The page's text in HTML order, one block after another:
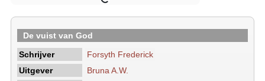
De vuist van God
Schrijver
Forsyth Frederick
Uitgever
Bruna A.W.